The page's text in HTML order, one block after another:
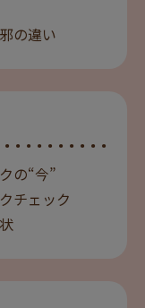
の違い
の“今”
チェック